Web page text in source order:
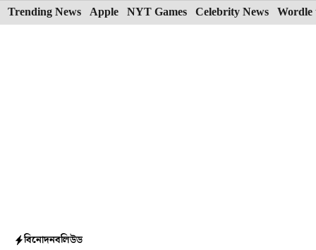
Skip
to
Trending News Apple NYT Games Celebrity News Wordle
বিনোদনবলিউড